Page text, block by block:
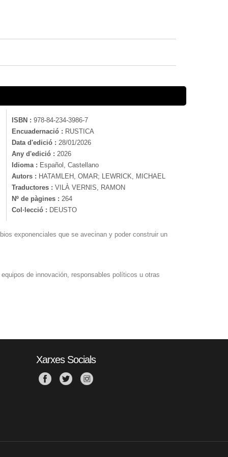
ISBN : 978-84-234-3986-7
Encuadernació : RUSTICA
Data d'edició : 28/01/2026
Any d'edició : 2026
Idioma : Español, Castellano
Autors : HATAMLEH, OMAR; LEWRICK, MICHAEL
Traductores : VILÀ VERNIS, RAMON
Nº de pàgines : 264
Col·lecció : DEUSTO
exponenciales que se avecinan y poder construir un
de innovación, responsables políticos u otras
Xarxes Socials